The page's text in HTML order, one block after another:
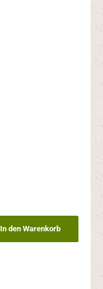
In den Warenkorb